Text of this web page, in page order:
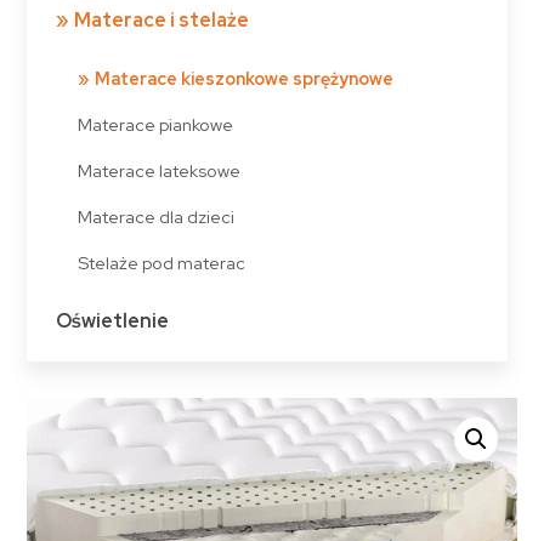
Materace i stelaże
Materace kieszonkowe sprężynowe
Materace piankowe
Materace lateksowe
Materace dla dzieci
Stelaże pod materac
Oświetlenie